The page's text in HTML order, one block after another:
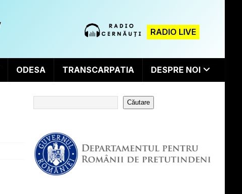
RADIO LIVE
ODESA TRANSCARPATIA DESPRE NOI
Căutare